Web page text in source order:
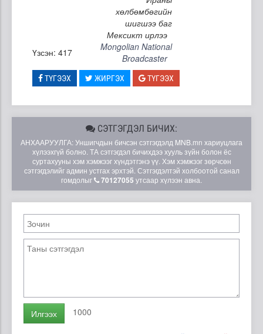
хөлбөмбөгийн
шигшээ баг
Мексикт ирлээ
Үзсэн: 417
Mongolian National
Broadcaster
ТҮГЭЭХ ЖИРГЭХ ТҮГЭЭХ
СЭТГЭГДЭЛ БИЧИХ:
АНХААРУУЛГА: Уншигчдын бичсэн сэтгэгдэлд MNB.mn хариуцлага
хүлээхгүй болно. ТА сэтгэгдэл бичихдээ хууль зүйн болон ёс
суртахууны хэм хэмжээг хүндэтгэнэ үү. Хэм хэмжээг зөрчсөн
сэтгэгдэлийг админ устгах эрхтэй. Сэтгэгдэлтэй холбоотой санал
гомдолыг
70127055 утсаар хүлээн авна.
Илгээх 1000